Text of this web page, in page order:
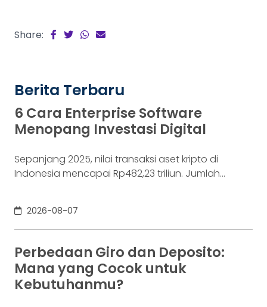
Share:
Berita Terbaru
6 Cara Enterprise Software
Menopang Investasi Digital
Sepanjang 2025, nilai transaksi aset kripto di
Indonesia mencapai Rp482,23 triliun. Jumlah
(OJK). Angka sebesar itu lahir dari jutaan tindakan
yang di layar terasa sederhana, dari login, memilih
aset, lalu menekan tombol beli. Namun, satu
ketukan tersebut bukan akhir proses. Di belakang
layar,
2026-08-07
Perbedaan Giro dan Deposito:
Mana yang Cocok untuk
Kebutuhanmu?